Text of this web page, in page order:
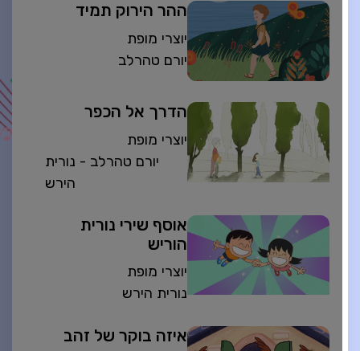
ההר הירוק תמיד
יוצרי מופת
יורם טהרלב
הדרך אל הכפר
יוצרי מופת
יורם טהרלב - נורית
הירש
אוסף שירי נורית
הוריש
יוצרי מופת
נורית הירש
איזה בוקר של זהב